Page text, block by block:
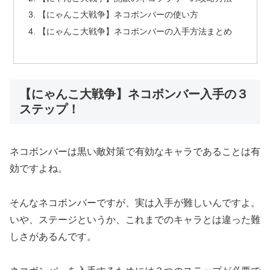
【にゃんこ大戦争】ネコボンバーの使い方
【にゃんこ大戦争】ネコボンバーの入手方法まとめ
【にゃんこ大戦争】ネコボンバー入手の３
ステップ！
ネコボンバーは黒い敵対策で有効なキャラであることは有
効ですよね。
そんなネコボンバーですが、実は入手が難しいんですよ。
いや、ステージというか、これまでのキャラとは違った難
しさがあるんです。